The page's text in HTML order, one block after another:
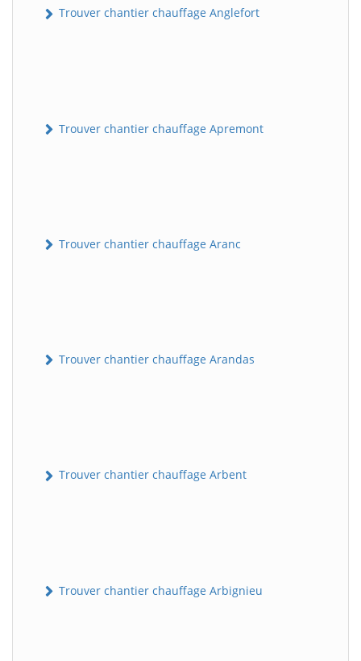
Trouver chantier chauffage Anglefort
Trouver chantier chauffage Apremont
Trouver chantier chauffage Aranc
Trouver chantier chauffage Arandas
Trouver chantier chauffage Arbent
Trouver chantier chauffage Arbignieu